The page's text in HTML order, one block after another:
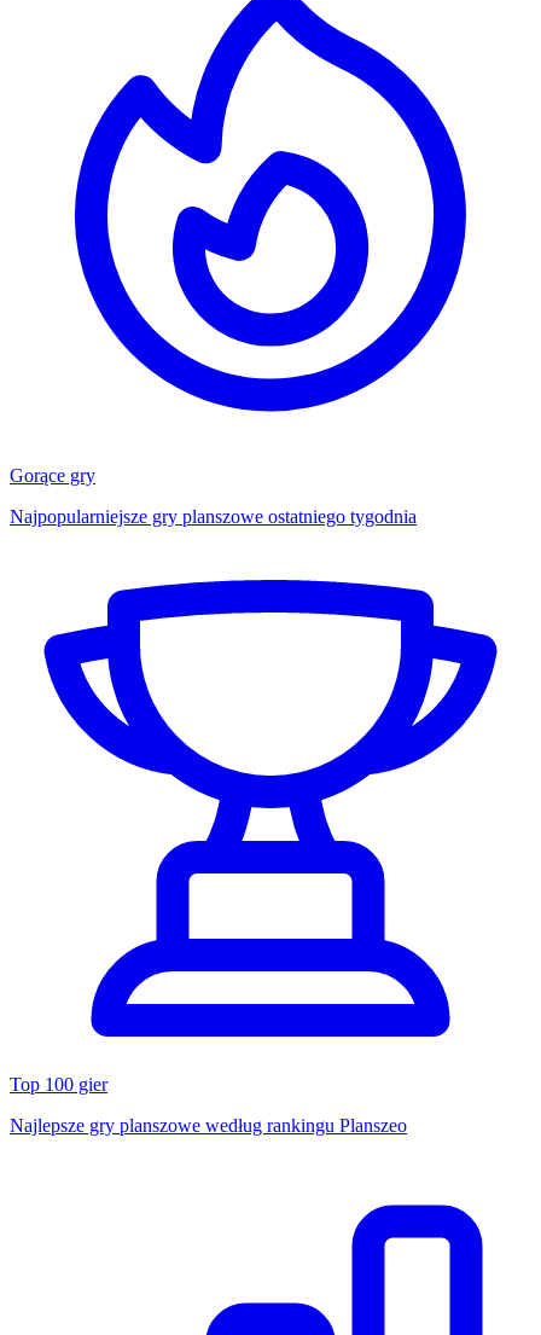
Gorące gry
Najpopularniejsze gry planszowe ostatniego tygodnia
Top 100 gier
Najlepsze gry planszowe według rankingu Planszeo